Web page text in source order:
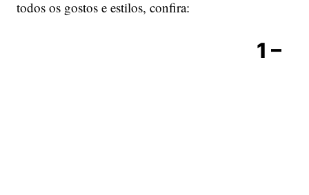
todos os gostos e estilos, confira:
1 –